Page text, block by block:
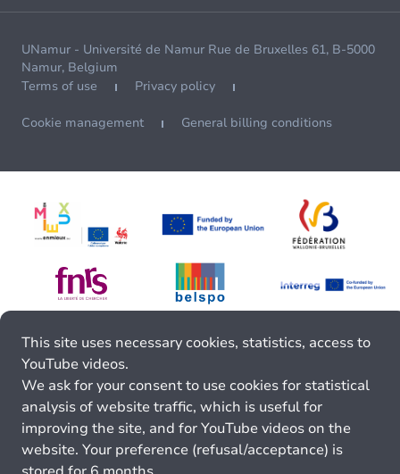
UNamur - Université de Namur Rue de Bruxelles 61, B-5000
Namur, Belgium
Terms of use
Privacy policy
Cookie management General billing conditions
This site uses necessary cookies, statistics, access to
YouTube videos.
We ask for your consent to use cookies for statistical
analysis of website traffic, which is useful for
improving the site, and for YouTube videos on the
website. Your preference (refusal/acceptance) is